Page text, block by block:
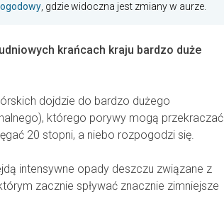
, gdzie widoczna jest zmiany w aurze.
krańcach kraju bardzo duże
dojdzie do bardzo dużego
którego porywy mogą przekraczać
20 stopni, a niebo rozpogodzi się.
intensywne opady deszczu związane z
zacznie spływać znacznie zimniejsze